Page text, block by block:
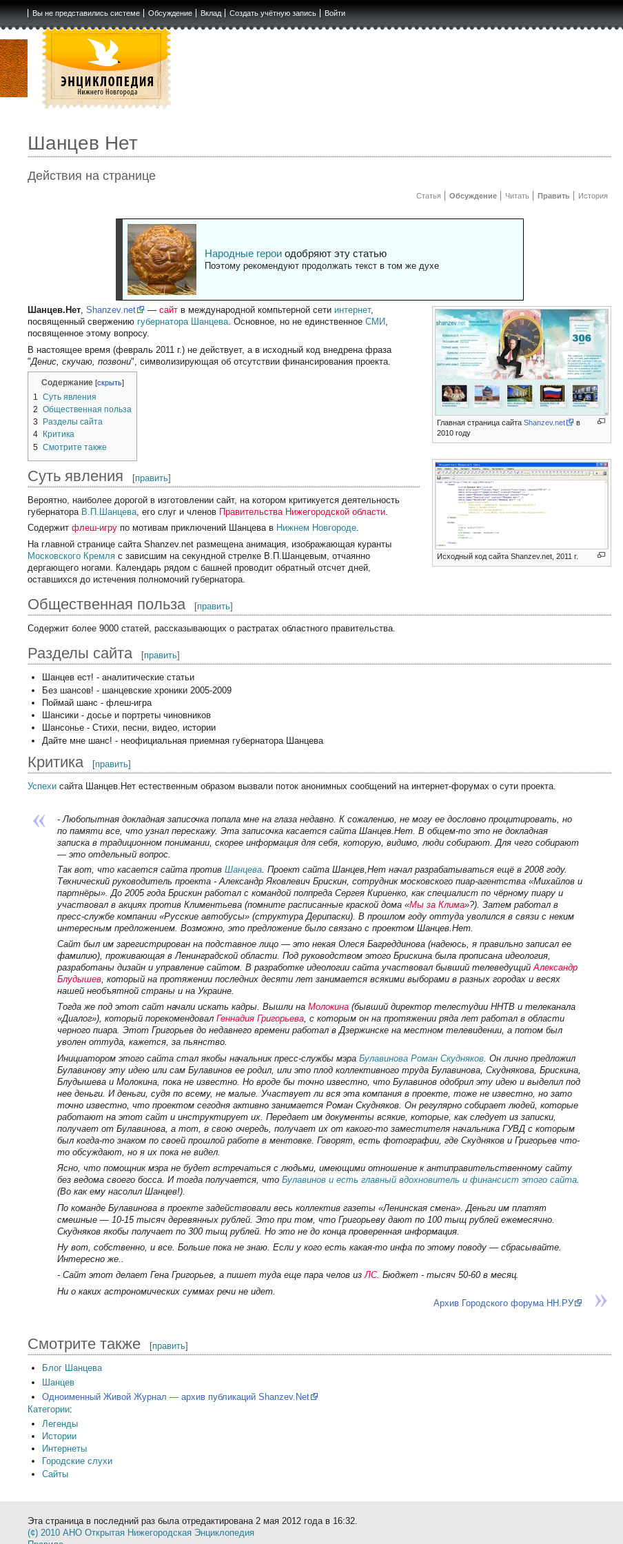
Вы не представились системе Обсуждение Вклад Создать учётную запись Войти
Шанцев Нет
Действия на странице
Статья Обсуждение Читать Править История
Народные героиодобряют эту статью
Поэтому рекомендуют продолжать текст в том же духе
Главная страница сайтаShanzev.net
в
2010 году
Исходный код сайта Shanzev.net, 2011 г.
Шанцев.Нет,Shanzev.net —сайт в международной компьтерной сети интернет,
посвященный свержению губернатора Шанцева. Основное, но не единственноеСМИ,
посвященное этому вопросу.
В настоящее время (февраль 2011 г.) не действует, а в исходный код внедрена фраза
"Денис, скучаю, позвони", символизирующая об отсутствии финансирования проекта.
Содержание
1
Суть явления
2 Общественная польза
3
Разделы сайта
4
Критика
5 Смотрите также
Суть явления [править]
Вероятно, наиболее дорогой в изготовлении сайт, на котором критикуется деятельность
губернатора В.П.Шанцева , его слуг и членов Правительства Нижегородской области
Содержитфлеш-игру по мотивам приключений Шанцева в Нижнем Новгороде.
На главной странице сайта Shanzev.net размещена анимация, изображающая куранты
Московского Кремля с зависшим на секундной стрелке В.П.Шанцевым, отчаянно
дергающего ногами. Календарь рядом с башней проводит обратный отсчет дней,
оставшихся до истечения полномочий губернатора.
Общественная польза [править]
Содержит более 9000 статей, рассказывающих о растратах областного правительства.
Разделы сайта [править]
Шанцев ест! - аналитические статьи
Без шансов! - шанцевские хроники 2005-2009
Поймай шанс - флеш-игра
Шансики - досье и портреты чиновников
Шансонье - Стихи, песни, видео, истории
Дайте мне шанс! - неофициальная приемная губернатора Шанцева
Критика [править]
Успехи сайта Шанцев.Нет естественным образом вызвали поток анонимных сообщений на интернет-форумах о сути проекта.
- Любопытная докладная записочка попала мне на глаза недавно. К сожалению, не могу ее дословно процитировать, но
по памяти все, что узнал перескажу. Эта записочка касается сайта Шанцев.Нет. В общем-то это не докладная
записка в традиционном понимании, скорее информация для себя, которую, видимо, люди собирают. Для чего собирают
— это отдельный вопрос.
Так вот, что касается сайта против Шанцева. Проект сайта Шанцев,Нет начал разрабатываться ещё в 2008 году.
Технический руководитель проекта - Александр Яковлевич Брискин, сотрудник московского пиар-агентства «Михайлов и
партнёры». До 2005 года Брискин работал с командой полпреда Сергея Кириенко, как специалист по чёрному пиару и
участвовал в акциях против Климентьева (помните расписанные краской дома «Мы за Клима»?). Затем работал в
пресс-службе компании «Русские автобусы» (структура Дерипаски). В прошлом году оттуда уволился в связи с неким
интересным предложением. Возможно, это предложение было связано с проектом Шанцев.Нет.
Сайт был им зарегистрирован на подставное лицо — это некая Олеся Багреддинова (надеюсь, я правильно записал ее
фамилию), проживающая в Ленинградской области. Под руководством этого Брискина была прописана идеология,
разработаны дизайн и управление сайтом. В разработке идеологии сайта участвовал бывший телеведущийАлександр
Блудышев, который на протяжении последних десяти лет занимается всякими выборами в разных городах и весях
нашей необъятной страны и на Украине.
Тогда же под этот сайт начали искать кадры. Вышли на Молокина(бывший директор телестудии ННТВ и телеканала
«Диалог»), который порекомендовал Геннадия Григорьева, с которым он на протяжении ряда лет работал в области
черного пиара. Этот Григорьев до недавнего времени работал в Дзержинске на местном телевидении, а потом был
уволен оттуда, кажется, за пьянство.
Инициатором этого сайта стал якобы начальник пресс-службы мэра Булавинова Роман Скудняков. Он лично предложил
Булавинову эту идею или сам Булавинов ее родил, или это плод коллективного труда Булавинова, Скуднякова, Брискина,
Блудышева и Молокина, пока не известно. Но вроде бы точно известно, что Булавинов одобрил эту идею и выделил под
нее деньги. И деньги, судя по всему, не малые. Участвует ли вся эта компания в проекте, тоже не известно, но зато
точно известно, что проектом сегодня активно занимается Роман Скудняков. Он регулярно собирает людей, которые
работают на этот сайт и инструктирует их. Передает им документы всякие, которые, как следует из записки,
получает от Булавинова, а тот, в свою очередь, получает их от какого-то заместителя начальника ГУВД с которым
был когда-то знаком по своей прошлой работе в ментовке. Говорят, есть фотографии, где Скудняков и Григорьев что-
то обсуждают, но я их пока не видел.
Ясно, что помощник мэра не будет встречаться с людьми, имеющими отношение к антиправительственному сайту
без ведома своего босса. И тогда получается, что Булавинов и есть главный вдохновитель и финансист этого сайта.
(Во как ему насолил Шанцев!).
По команде Булавинова в проекте задействовали весь коллектив газеты «Ленинская смена». Деньги им платят
смешные — 10-15 тысяч деревянных рублей. Это при том, что Григорьеву дают по 100 тыщ рублей ежемесячно.
Скудняков якобы получает по 300 тыщ рублей. Но это не до конца проверенная информация.
Ну вот, собственно, и все. Больше пока не знаю. Если у кого есть какая-то инфа по этому поводу — сбрасывайте.
Интересно же..
- Сайт этот делает Гена Григорьев, а пишет туда еще пара челов изЛС. Бюджет - тысяч 50-60 в месяц.
Ни о каких астрономических суммах речи не идет.
Архив Городского форума НН.РУ
Смотрите также [править]
Блог Шанцева
Шанцев
Одноименный Живой Журнал — архив публикаций Shanzev.Net
Категории:
Легенды
Истории
Интернеты
Городские слухи
Сайты
Эта страница в последний раз была отредактирована 2 мая 2012 года в 16:32.
(¢) 2010 АНО Открытая Нижегородская Энциклопедия